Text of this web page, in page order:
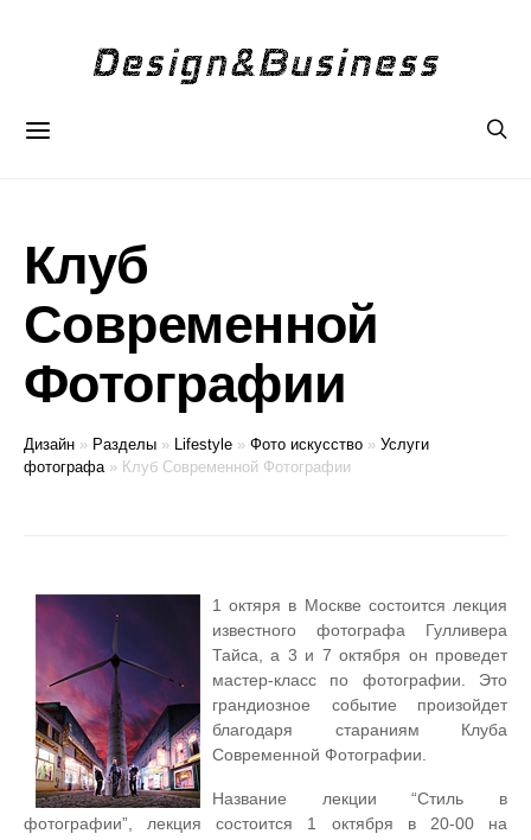
Клуб
Современной
Фотографии
Дизайн » Разделы » Lifestyle » Фото искусство » Услуги
фотографа» Клуб Современной Фотографии
1 октяря в Москве состоится лекция
известного фотографа Гулливера
Тайса, а 3 и 7 октября он проведет
мастер-класс по фотографии. Это
грандиозное событие произойдет
благодаря стараниям Клуба
Современной Фотографии.
Название лекции “Стиль в
фотографии”, лекция состоится 1 октября в 20-00 на